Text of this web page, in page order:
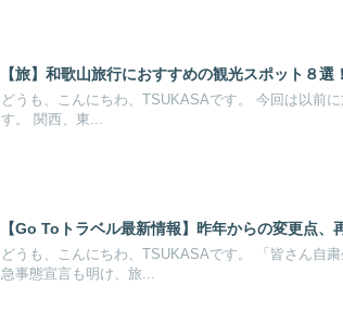
【旅】和歌山旅行におすすめの観光スポット８選
どうも、こんにちわ、TSUKASAです。 今回は以前
す。 関西、東...
【Go Toトラベル最新情報】昨年からの変更点、
どうも、こんにちわ、TSUKASAです。 「皆さん自
急事態宣言も明け、旅...